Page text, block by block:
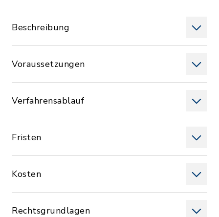
Beschreibung
Voraussetzungen
Verfahrensablauf
Fristen
Kosten
Rechtsgrundlagen